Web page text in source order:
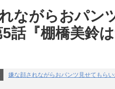
ながらおパン
話『棚橋美鈴
嫌な顔されながらおパンツ見せてもら